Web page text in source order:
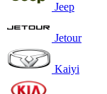
Jeep
Jetour
Kaiyi